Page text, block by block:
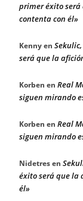
primer éxito será
contenta con él»
Kennyen
será que la
Korben en Real
siguen mirando
Korben en Real
siguen mirando
Nidetresen
éxito será que la
él»